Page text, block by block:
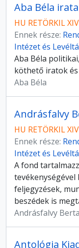
Aba Béla
HU RETÖRKIL
Ennek része:
Intézet és
Aba Béla
köthető iratok
Aba Béla
Andrásfalvy
HU RETÖRKIL
Ennek része:
Intézet és
A fond
feljegyzések,
beszédek is
Andrásfalvy
Antológia